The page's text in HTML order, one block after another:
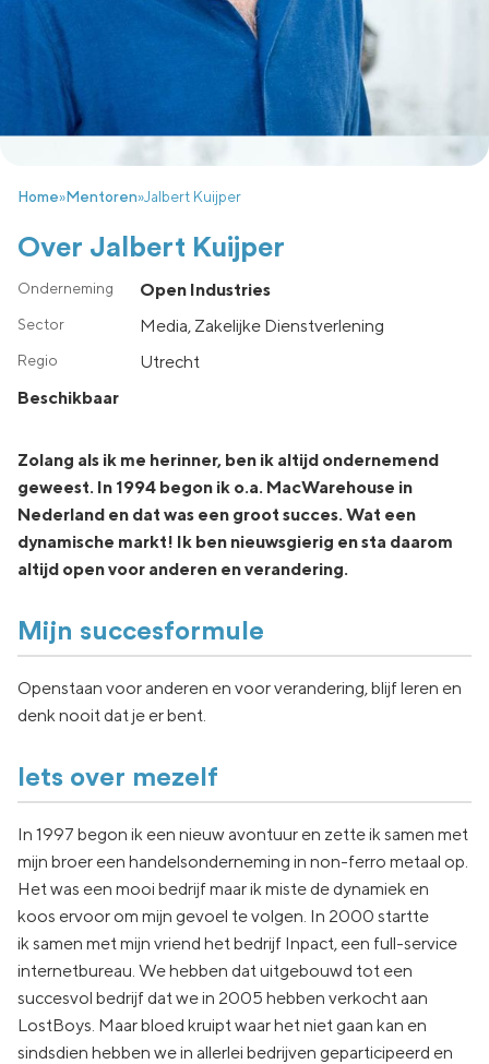
Home»Mentoren»Jalbert Kuijper
Over Jalbert Kuijper
Open Industries
Media, Zakelijke Dienstverlening
utrecht
Beschikbaar
Zolang als ik me herinner, ben ik altijd ondernemend
geweest. In 1994 begon ik o.a. MacWarehouse in
Nederland en dat was een groot succes. Wat een
dynamische markt! Ik ben nieuwsgierig en sta daarom
altijd open voor anderen en verandering.
Mijn succesformule
Openstaan voor anderen en voor verandering, blijf leren en
denk nooit dat je er bent.
Iets over mezelf
In 1997 begon ik een nieuw avontuur en zette ik samen met
mijn broer een handelsonderneming in non-ferro metaal op.
Het was een mooi bedrijf maar ik miste de dynamiek en
koos ervoor om mijn gevoel te volgen. In 2000 startte
ik samen met mijn vriend het bedrijf Inpact, een full-service
internetbureau. We hebben dat uitgebouwd tot een
succesvol bedrijf dat we in 2005 hebben verkocht aan
LostBoys. Maar bloed kruipt waar het niet gaan kan en
sindsdien hebben we in allerlei bedrijven geparticipeerd en